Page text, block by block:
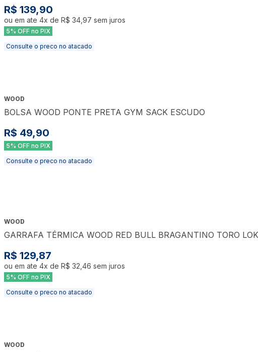
R$ 139,90
ou em ate 4x de R$ 34,97 sem juros
5% OFF no PIX
Consulte o preco no atacado
WOOD
BOLSA WOOD PONTE PRETA GYM SACK ESCUDO
R$ 49,90
5% OFF no PIX
Consulte o preco no atacado
WOOD
GARRAFA TÉRMICA WOOD RED BULL BRAGANTINO TORO
R$ 129,87
ou em ate 4x de R$ 32,46 sem juros
5% OFF no PIX
Consulte o preco no atacado
WOOD